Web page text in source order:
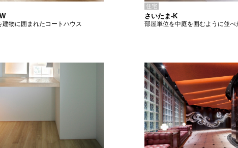
建物に囲まれたコートハウス
住宅
さいたま-K
部屋単位を中庭を囲むように並べ